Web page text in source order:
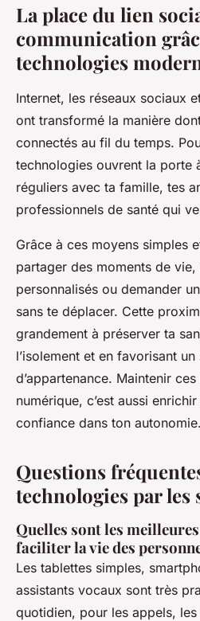
La place du lien
communication
technologies
Internet, les réseaux sociaux
ont transformé la manière
connectés au fil du temps.
technologies ouvrent la porte
réguliers avec ta famille, tes
professionnels de santé qui
Grâce à ces moyens simples
partager des moments de
personnalisés ou demander
sans te déplacer. Cette
grandement à préserver ta
l’isolement et en favorisant un
d’appartenance. Maintenir
numérique, c’est aussi
confiance dans ton autonomie.
Questions
technologies par les
Quelles sont les
faciliter la vie des
Les tablettes simples,
assistants vocaux sont très
quotidien, pour les appels,